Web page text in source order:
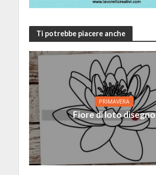
Ti potrebbe piacere anche
PRIMAVERA
Fiore di loto disegno